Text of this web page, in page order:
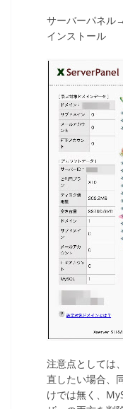
サーバーパネ
インストール
注意点としては
直したい場合、
けでは無く、